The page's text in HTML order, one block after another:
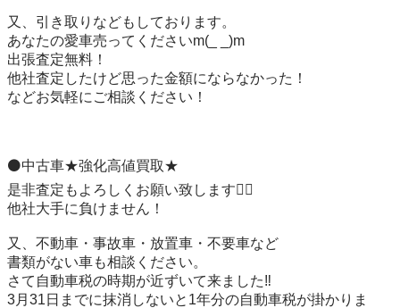
又、引き取りなどもしております。
あなたの愛車売ってくださいm(_ _)m
出張査定無料！
他社査定したけど思った金額にならなかった！
などお気軽にご相談ください！
⚫中古車★強化高値買取★
是非査定もよろしくお願い致します🙇‍♀️
他社大手に負けません！
又、不動車・事故車・放置車・不要車など
書類がない車も相談ください。
さて自動車税の時期が近ずいて来ました‼️
3月31日までに抹消しないと1年分の自動車税が掛かりま